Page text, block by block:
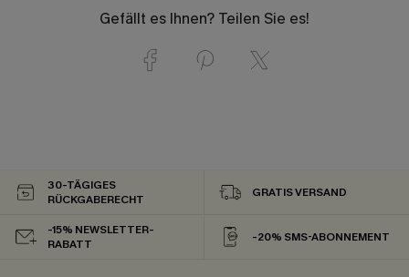
Gefällt es Ihnen? Teilen Sie es!
30-TÄGIGES
RÜCKGABERECHT
GRATIS VERSAND
-15% NEWSLETTER-
RABATT
-20% SMS-ABONNEMENT